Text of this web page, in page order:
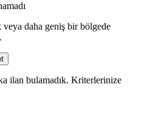
daha geniş bir bölgede
ilan bulamadık. Kriterlerinize